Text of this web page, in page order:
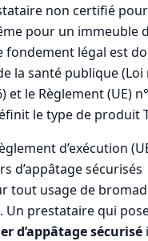
non certifié
pour un immeuble
légal est
la santé publique (Loi
et le Règlement (UE)
le type de produit
d’exécution
d’appâtage sécurisés
tout usage de
Un prestataire qui
d’appâtage sécurisé